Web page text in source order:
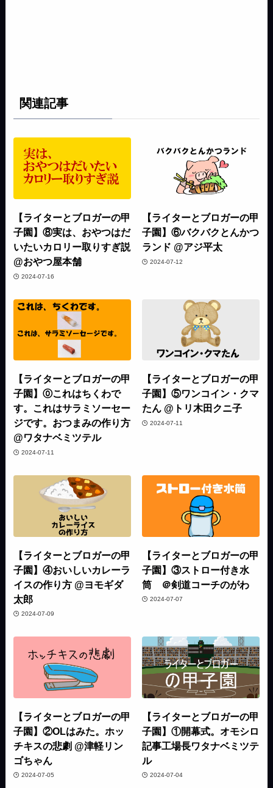
関連記事
【ライターとブロガーの甲
子園】⑧実は、おやつはだ
いたいカロリー取りすぎ説
@おやつ屋本舗
2024-07-16
【ライターとブロガーの甲
子園】⑥バクバクとんかつ
ランド @アジ平太
2024-07-12
【ライターとブロガーの甲
子園】⓪これはちくわで
す。これはサラミソーセー
ジです。おつまみの作り方
@ワタナベミツテル
2024-07-11
【ライターとブロガーの甲
子園】⑤ワンコイン・クマ
たん @トリ木田クニ子
2024-07-11
【ライターとブロガーの甲
子園】④おいしいカレーラ
イスの作り方 @ヨモギダ
太郎
2024-07-09
【ライターとブロガーの甲
子園】③ストロー付き水
筒 ＠剣道コーチのがわ
2024-07-07
【ライターとブロガーの甲
子園】②OLはみた。ホッ
チキスの悲劇 @津軽リン
ゴちゃん
2024-07-05
【ライターとブロガーの甲
子園】①開幕式。オモシロ
記事工場長ワタナベミツテ
ル
2024-07-04